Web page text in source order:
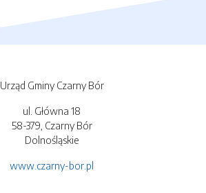
Urząd Gminy Czarny Bór
ul. Główna 18
58-379, Czarny Bór
Dolnośląskie
www.czarny-bor.pl